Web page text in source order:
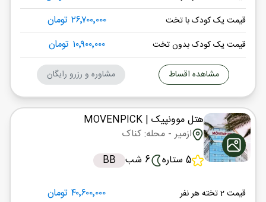
قیمت یک کودک با تخت ۲۶٬۷۰۰٬۰۰۰ تومان
قیمت یک کودک بدون تخت ۱۰٬۹۰۰٬۰۰۰ تومان
مشاهده اقساط مشاوره و رزرو رایگان
هتل موونپیک | MOVENPICK
ازمیر- محله: کناک
5 ستاره
6 شب BB
قیمت 2 تخته هر نفر ۴۰٬۶۰۰٬۰۰۰ تومان